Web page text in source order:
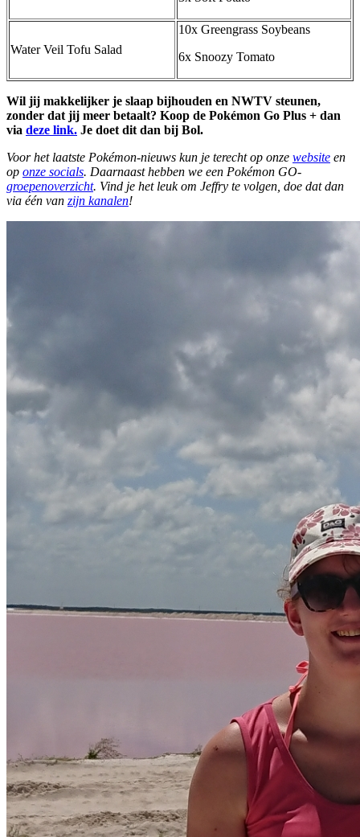
Water Veil Tofu Salad
10x Greengrass Soybeans
6x Snoozy Tomato
Wil jij makkelijker je slaap bijhouden en NWTV steunen,
zonder dat jij meer betaalt? Koop de Pokémon Go Plus + dan
via deze link. Je doet dit dan bij Bol.
Voor het laatste Pokémon-nieuws kun je terecht op onze website en
op onze socials. Daarnaast hebben we een Pokémon GO-
groepenoverzicht. Vind je het leuk om Jeffry te volgen, doe dat dan
via één van zijn kanalen!